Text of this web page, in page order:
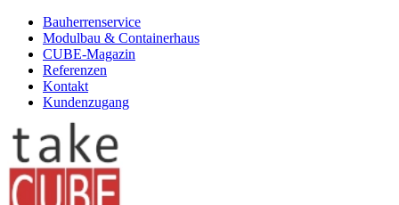
Bauherrenservice
Modulbau & Containerhaus
CUBE-Magazin
Referenzen
Kontakt
Kundenzugang